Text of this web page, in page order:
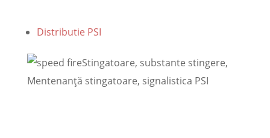
Distributie PSI
Stingatoare, substante stingere,
Mentenanţă stingatoare, signalistica PSI